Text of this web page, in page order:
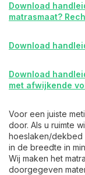
Download
matrasmaat?
Download
Download
met afwijkende
Voor een juiste
door. Als u ruimte
hoeslaken/dekbed
in de breedte in
Wij maken het
doorgegeven